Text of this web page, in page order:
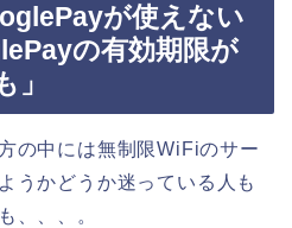
が使えない
の有効期限が
」
の中には無制限WiFiのサー
うかどうか迷っている人も
、、、。